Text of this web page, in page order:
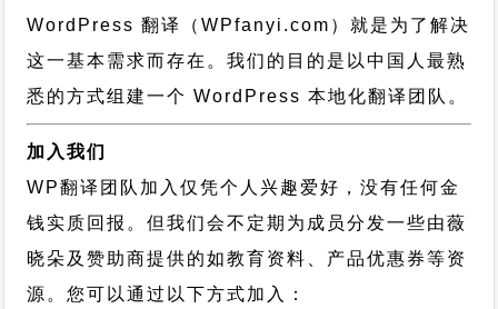
WordPress 翻译（WPfanyi.com） 就是为了解决
这一基本需求而存在。我们的目的是以中国人最熟
悉的方式组建一个 WordPress 本地化翻译团队。
加入我们
WP翻译团队加入仅凭个人兴趣爱好，没有任何金
钱实质回报。但我们会不定期为成员分发一些由薇
晓朵及赞助商提供的如教育资料、产品优惠券等资
源。您可以通过以下方式加入：